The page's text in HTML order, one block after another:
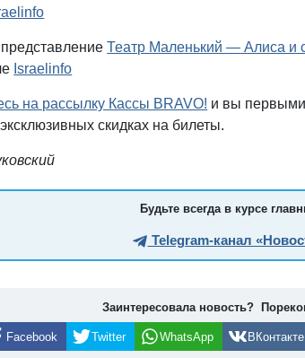
Театр Маленький — Алиса и
Israelinfo
на рассылку Кассы BRAVO! и вы первыми
скидках на билеты.
Будьте всегда в курсе
Telegram-канал
Заинтересовала новость?
Facebook Twitter WhatsApp ВКонтакте